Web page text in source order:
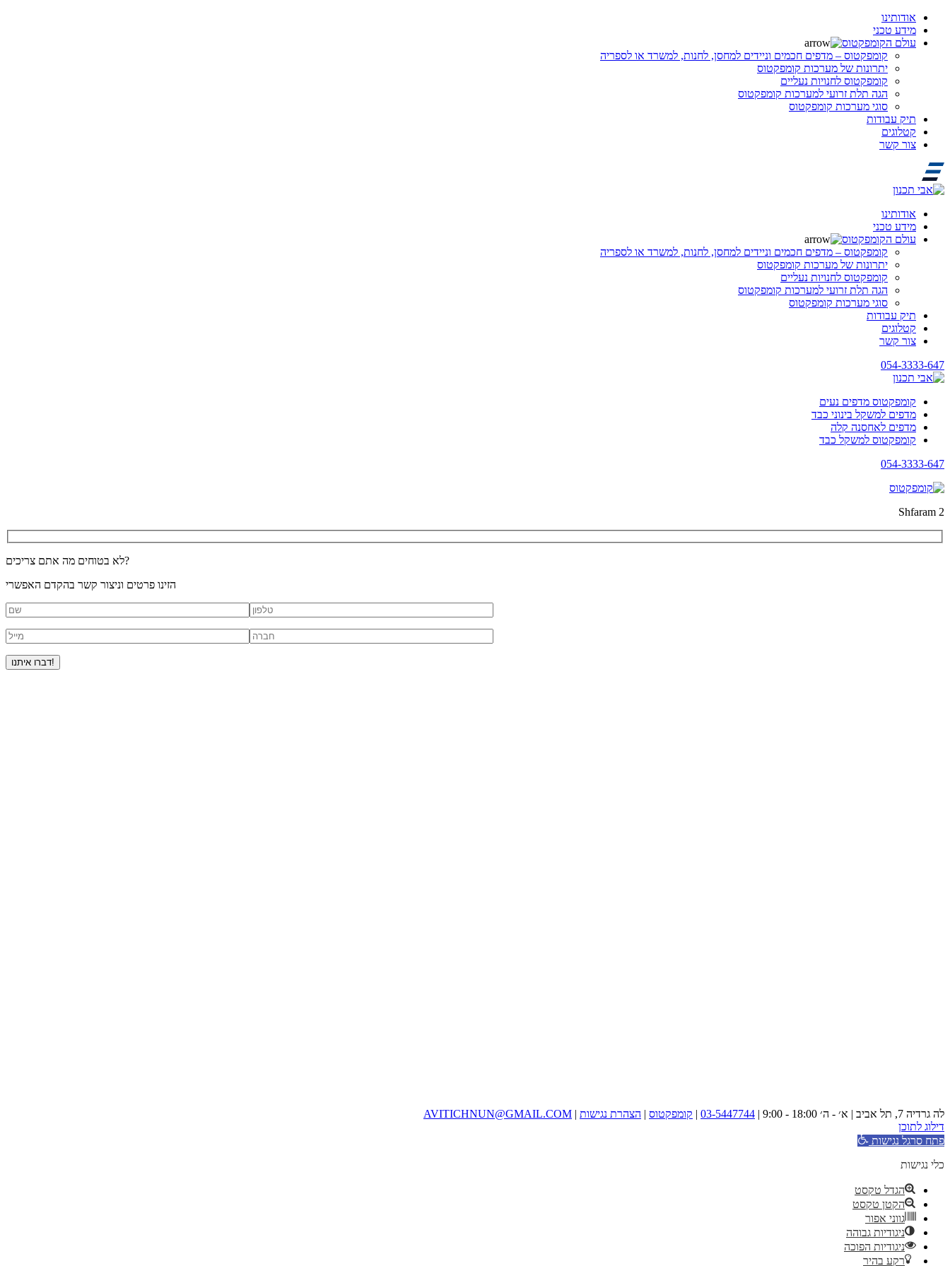
אודותינו
מידע טכני
עולם הקומפקטוס
קומפקטוס – מדפים חכמים וניידים למחסן, לחנות, למשרד או לספריה
יתרונות של מערכות קומפקטוס
קומפקטוס לחנויות נעליים
הגה תלת זרועי למערכות קומפקטוס
סוגי מערכות קומפקטוס
תיק עבודות
קטלוגים
צור קשר
אודותינו
מידע טכני
עולם הקומפקטוס
קומפקטוס – מדפים חכמים וניידים למחסן, לחנות, למשרד או לספריה
יתרונות של מערכות קומפקטוס
קומפקטוס לחנויות נעליים
הגה תלת זרועי למערכות קומפקטוס
סוגי מערכות קומפקטוס
תיק עבודות
קטלוגים
צור קשר
054-3333-647
קומפקטוס מדפים נעים
מדפים למשקל בינוני כבד
מדפים לאחסנה קלה
קומפקטוס למשקל כבד
054-3333-647
Shfaram 2
לא בטוחים מה אתם צריכים?
הזינו פרטים וניצור קשר בהקדם האפשרי
לה גרדיה 7, תל אביב | א׳ - ה׳ 18:00 - 9:00 | 03-5447744
| קומפקטוס | הצהרת נגישות |
AVITICHNUN@GMAIL.COM
דילוג לתוכן
פתח סרגל נגישות
כלי נגישות
הגדל טקסט
הקטן טקסט
גווני אפור
ניגודיות גבוהה
ניגודיות הפוכה
רקע בהיר